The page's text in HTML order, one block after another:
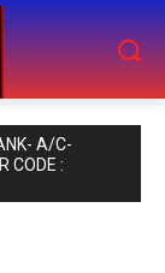
A/C-
CODE :